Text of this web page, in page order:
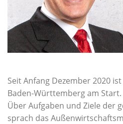
Seit Anfang Dezember 2020
Baden-Württemberg am Start.
Über Aufgaben und Ziele der
sprach das